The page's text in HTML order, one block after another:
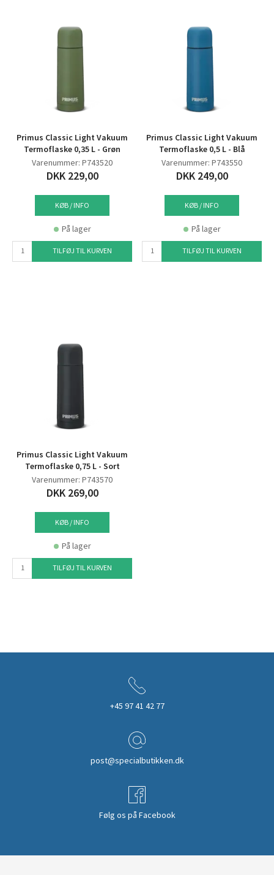
Primus Classic Light Vakuum
Termoflaske 0,35 L - Grøn
Varenummer: P743520
DKK 229,00
KØB / INFO
På lager
TILFØJ TIL KURVEN
Primus Classic Light Vakuum
Termoflaske 0,5 L - Blå
Varenummer: P743550
DKK 249,00
KØB / INFO
På lager
TILFØJ TIL KURVEN
Primus Classic Light Vakuum
Termoflaske 0,75 L - Sort
Varenummer: P743570
DKK 269,00
KØB / INFO
På lager
TILFØJ TIL KURVEN
+45 97 41 42 77
post@specialbutikken.dk
Følg os på Facebook